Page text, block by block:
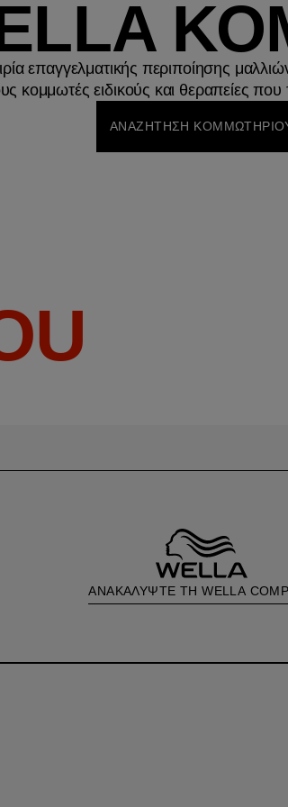
επαγγελματικής περιποίησης
κομμωτές ειδικούς και θεραπείες που
ΑΝΑΖΗΤΗΣΗ
ΑΝΑΚΑΛΥΨΤΕ ΤΗ WELLA